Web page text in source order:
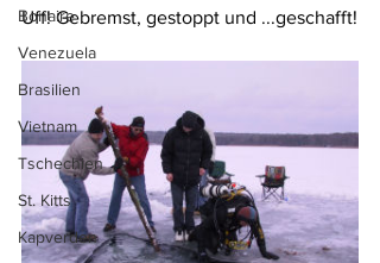
Bonaire
Venezuela
Brasilien
Vietnam
Tschechien
St. Kitts
Kapverden
Uff! Gebremst, gestoppt und ...geschafft!